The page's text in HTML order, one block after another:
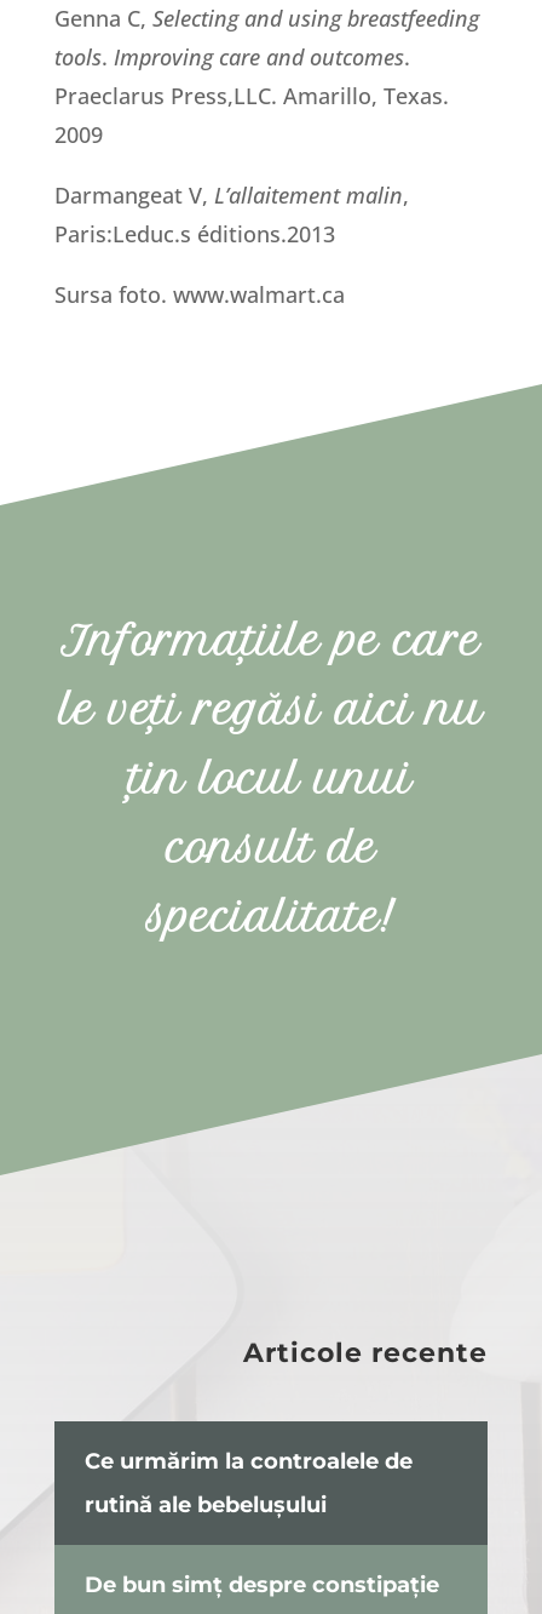
Genna C, Selecting and using breastfeeding
tools. Improving care and outcomes.
Praeclarus Press,LLC. Amarillo, Texas.
2009
Darmangeat V, L’allaitement malin,
Paris:Leduc.s éditions.2013
Sursa foto. www.walmart.ca
Informațiile pe care
le veți regăsi aici nu
țin locul unui
consult de
specialitate!
Articole recente
Ce urmărim la controalele de
rutină ale bebelușului
De bun simț despre constipație